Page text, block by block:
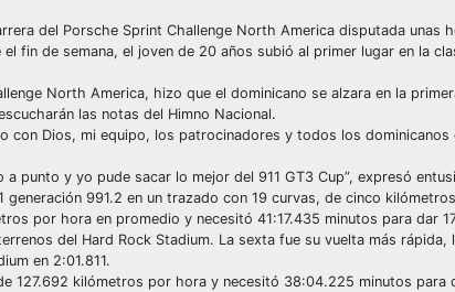
del Porsche Sprint Challenge North America disputada unas
fin de semana, el joven de 20 años subió al primer lugar en la
North America, hizo que el dominicano se alzara en la
las notas del Himno Nacional.
con Dios, mi equipo, los patrocinadores y todos los dominicanos
punto y yo pude sacar lo mejor del 911 GT3 Cup”, expresó
991.2 en un trazado con 19 curvas, de cinco
por hora en promedio y necesitó 41:17.435 minutos para dar
del Hard Rock Stadium. La sexta fue su vuelta más
en 2:01.811.
127.692 kilómetros por hora y necesitó 38:04.225 minutos para